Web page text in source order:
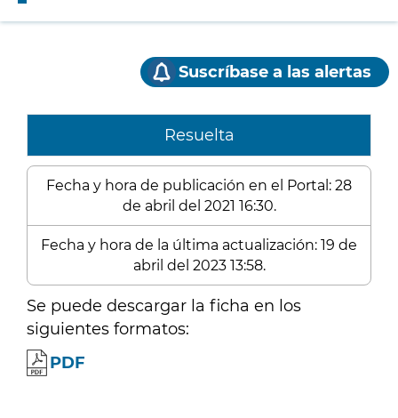
Suscríbase a las alertas
Resuelta
Fecha y hora de publicación en el Portal: 28
de abril del 2021 16:30.
Fecha y hora de la última actualización: 19 de
abril del 2023 13:58.
Se puede descargar la ficha en los
siguientes formatos:
PDF